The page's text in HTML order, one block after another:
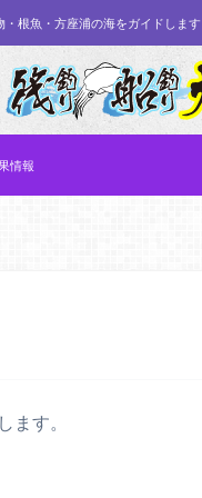
根魚・方座浦の海をガイドします
情報
ます。